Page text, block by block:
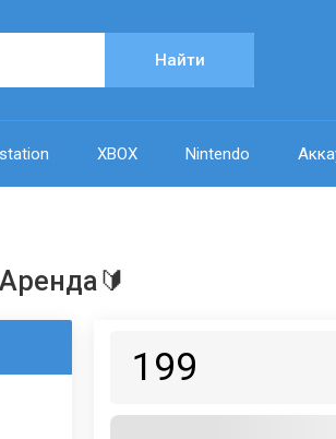
Найти
XBOX Nintendo
199